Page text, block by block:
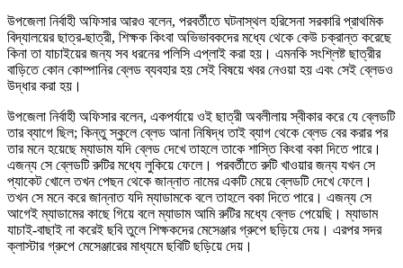
উপজেলা নির্বাহী অফিসার আরও বলেন, পরবর্তীতে ঘটনাস্থল হরিসেনা সরকারি প্রাথমিক
বিদ্যালয়ের ছাত্র-ছাত্রী, শিক্ষক কিংবা অভিভাবকদের মধ্যে থেকে কেউ চক্রান্ত করেছে
কিনা তা যাচাইয়ের জন্য সব ধরনের পলিসি এপ্লাই করা হয়। এমনকি সংশ্লিষ্ট ছাত্রীর
বাড়িতে কোন কোম্পানির ব্লেড ব্যবহার হয় সেই বিষয়ে খবর নেওয়া হয় এবং সেই ব্লেডও
উদ্ধার করা হয়।
উপজেলা নির্বাহী অফিসার বলেন, একপর্যায়ে ওই ছাত্রী অবলীলায় স্বীকার করে যে ব্লেডটি
তার ব্যাগে ছিল; কিন্তু স্কুলে ব্লেড আনা নিষিদ্ধ তাই ব্যাগ থেকে ব্লেড বের করার পর
তার মনে হয়েছে ম্যাডাম যদি ব্লেড দেখে তাহলে তাকে শাস্তি কিংবা বকা দিতে পারে।
এজন্য সে ব্লেডটি রুটির মধ্যে লুকিয়ে ফেলে। পরবর্তীতে রুটি খাওয়ার জন্য যখন সে
প্যাকেট খোলে তখন পেছন থেকে জান্নাত নামের একটি মেয়ে ব্লেডটি দেখে ফেলে।
তখন সে মনে করে জান্নাত যদি ম্যাডামকে বলে তাহলে বকা দিতে পারে। এজন্য সে
আগেই ম্যাডামের কাছে গিয়ে বলে ম্যাডাম আমি রুটির মধ্যে ব্লেড পেয়েছি। ম্যাডাম
যাচাই-বাছাই না করেই ছবি তুলে শিক্ষকদের মেসেঞ্জার গ্রুপে ছড়িয়ে দেয়। এরপর সদর
ক্লাস্টার গ্রুপে মেসেঞ্জারের মাধ্যমে ছবিটি ছড়িয়ে দেয়।